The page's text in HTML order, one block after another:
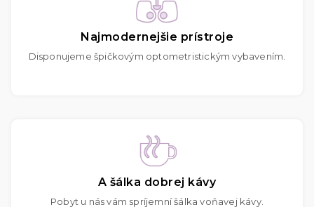
Najmodernejšie prístroje
Disponujeme špičkovým optometristickým vybavením.
A šálka dobrej kávy
Pobyt u nás vám spríjemní šálka voňavej kávy.